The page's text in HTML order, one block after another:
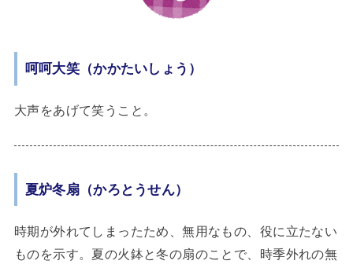
呵呵大笑（かかたいしょう）
大声をあげて笑うこと。
夏炉冬扇（かろとうせん）
時期が外れてしまったため、無用なもの、役に立たない
ものを示す。夏の火鉢と冬の扇のことで、時季外れの無